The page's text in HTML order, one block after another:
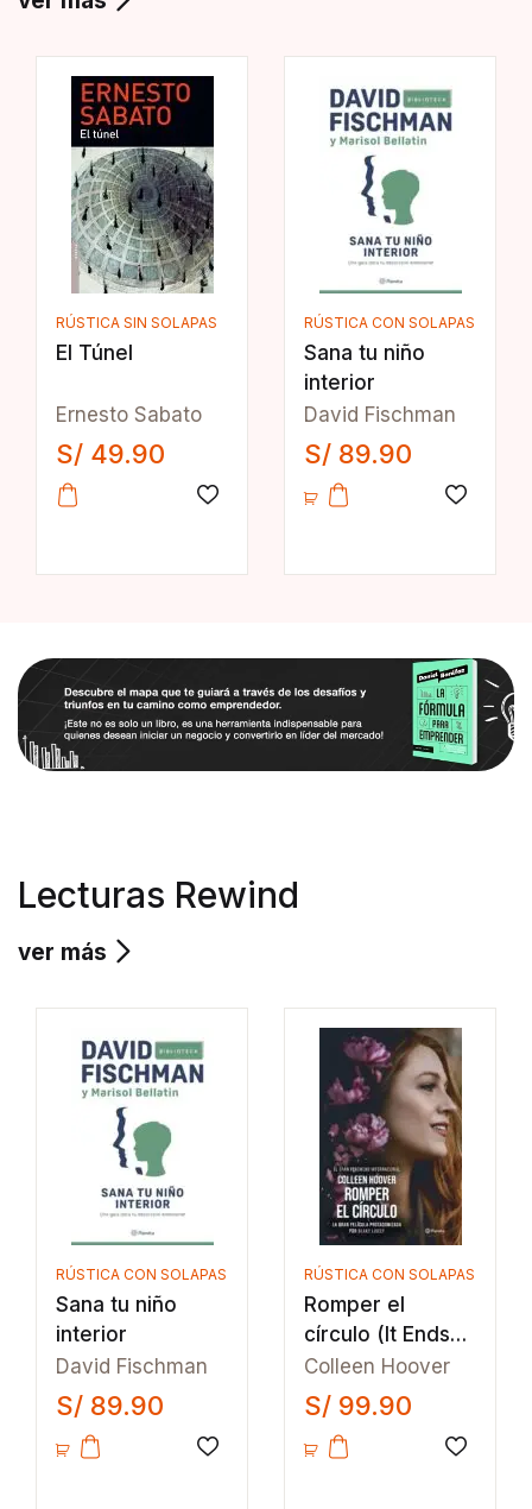
RÚSTICA SIN SOLAPAS
El Túnel
Ernesto Sabato
S/ 49.90
Añadir a la lista de deseos
RÚSTICA CON SOLAPAS
Sana tu niño
interior
David Fischman
S/ 89.90
Añadir
Lecturas Rewind
ver más
RÚSTICA CON SOLAPAS
Sana tu niño
interior
David Fischman
S/ 89.90
Añadir a la lista de deseos
RÚSTICA CON SOLAPAS
Romper el
círculo (It Ends
with Us)
Colleen Hoover
S/ 99.90
Añadir